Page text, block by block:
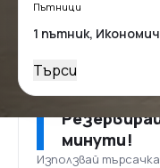
Пътници
Търси
минути!
Използвай